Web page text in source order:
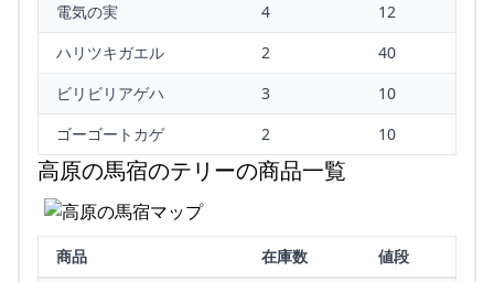
電気の実
4
12
ハリツキガエル
2
40
ビリビリアゲハ
3
10
ゴーゴートカゲ
2 10
高原の馬宿のテリーの商品一覧
商品 在庫数
値段